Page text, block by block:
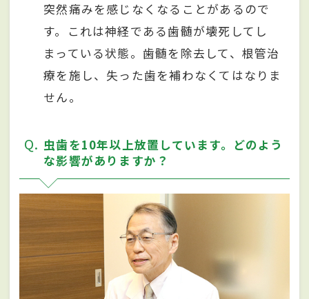
突然痛みを感じなくなることがあるので
す。これは神経である歯髄が壊死してし
まっている状態。歯髄を除去して、根管治
療を施し、失った歯を補わなくてはなりま
せん。
Q
虫歯を10年以上放置しています。どのよう
な影響がありますか？